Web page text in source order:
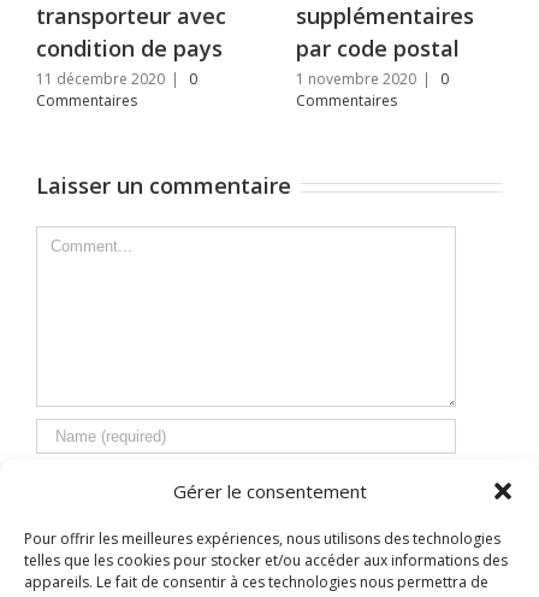
Gérer le consentement
Pour offrir les meilleures expériences, nous utilisons des technologies
telles que les cookies pour stocker et/ou accéder aux informations des
appareils. Le fait de consentir à ces technologies nous permettra de
transporteur avec
condition de pays
11 décembre 2020 |
0
Commentaires
supplémentaires
par code postal
1 novembre 2020 |
0
Commentaires
Laisser un commentaire
Comment